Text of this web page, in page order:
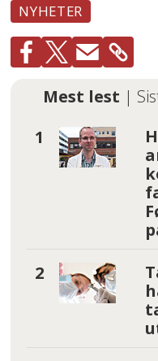
NYHETER
Mest lest |